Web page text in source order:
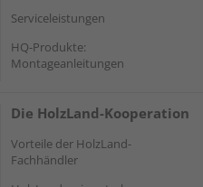
Serviceleistungen
HQ-Produkte:
Montageanleitungen
Die HolzLand-Kooperation
Vorteile der HolzLand-
Fachhändler